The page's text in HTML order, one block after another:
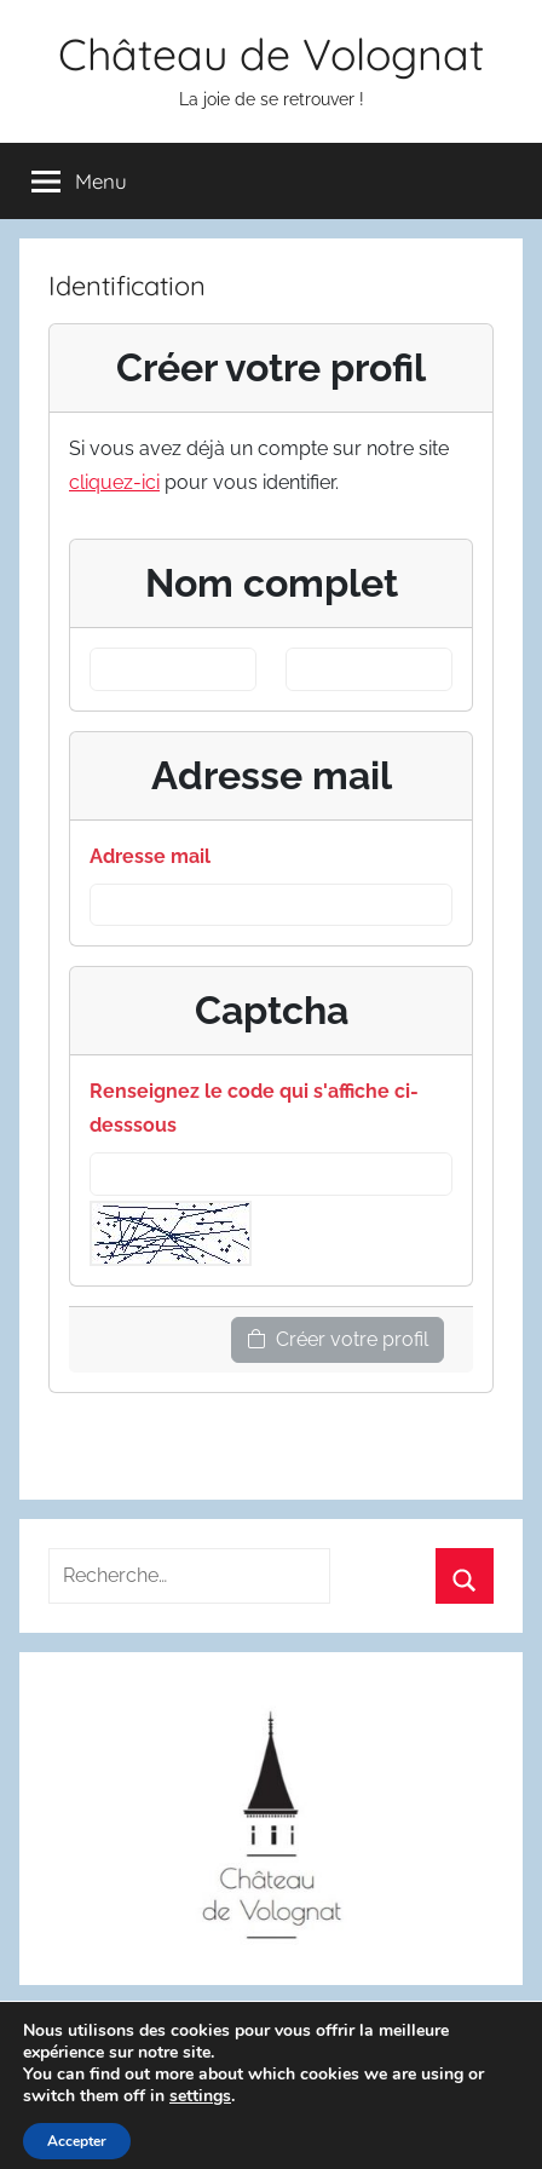
Château de Volognat
La joie de se retrouver !
Menu
Identification
Créer votre profil
Si vous avez déjà un compte sur notre site
cliquez-ici pour vous identifier.
Nom complet
Adresse mail
Adresse mail
Captcha
Renseignez le code qui s'affiche ci-
desssous
Créer votre profil
Recherche
:
WordPress Theme: Donovan by ThemeZee.
Politique de confidentialité
Nous utilisons des cookies pour vous offrir la meilleure
expérience sur notre site.
You can find out more about which cookies we are using or
switch them off in settings.
Accepter